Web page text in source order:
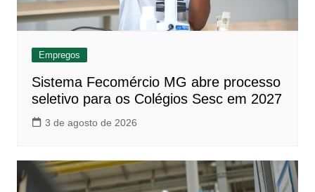
Empregos
Sistema Fecomércio MG abre processo
seletivo para os Colégios Sesc em 2027
3 de agosto de 2026